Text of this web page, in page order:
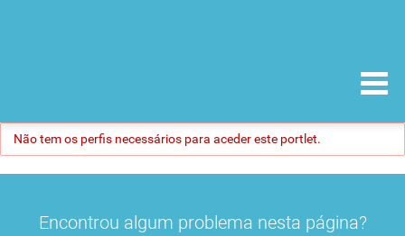
Não tem os perfis necessários para aceder este portlet.
Encontrou algum problema nesta página?